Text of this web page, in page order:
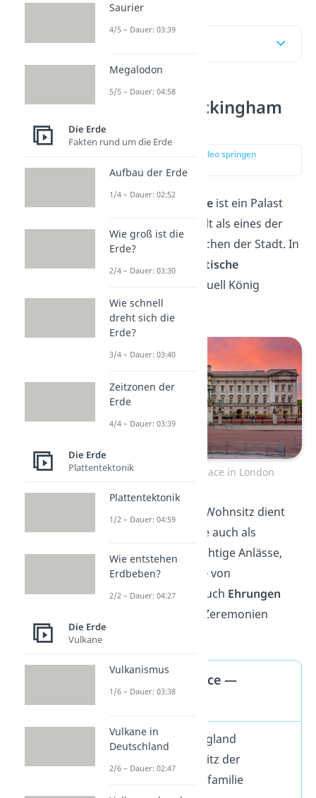
Was ist der Buckingham
Palace?
zur Stelle im Video springen
Buckingham Palace ist ein Palast
. Er gilt als eines der
bekanntesten Wahrzeichen der Stadt. In
dem Palast
lebtdie
britische
, also aktuell König
Charles III.
Der Buckingham Palace in London
Neben seiner Rolle als Wohnsitz dient
der Buckingham Palace auch als
Treffpunkt für viele wichtige Anlässe,
wie offizielleEmpfängevon
Staatsoberhäuptern.
Auch Ehrungen
und andere staatliche Zeremonien
finden hier statt.
Buckingham Palace —
Steckbrief
Lage:London, England
Wohnsitz der
britischen Königsfamilie
Saurier
4/5 – Dauer: 03:39
Megalodon
5/5 – Dauer: 04:58
Die Erde
Fakten rund um die Erde
Aufbau der Erde
1/4 – Dauer: 02:52
Wie groß ist die
Erde?
2/4 – Dauer: 03:30
Wie schnell
dreht sich die
Erde?
3/4 – Dauer: 03:40
Zeitzonen der
Erde
4/4 – Dauer: 03:39
Die Erde
Plattentektonik
Plattentektonik
1/2 – Dauer: 04:59
Wie entstehen
Erdbeben?
2/2 – Dauer: 04:27
Die Erde
Vulkane
Vulkanismus
1/6 – Dauer: 03:38
Vulkane in
Deutschland
2/6 – Dauer: 02:47